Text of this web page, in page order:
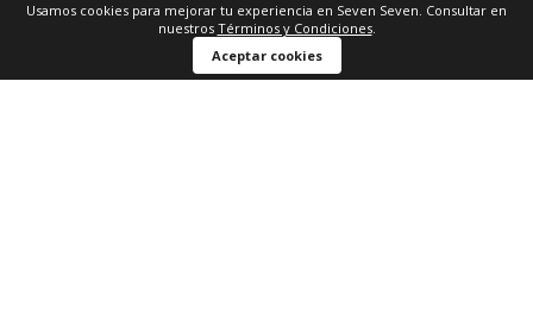
Búsquedas en tendencias
Usamos cookies para mejorar tu experiencia en Seven Seven. Consultar en
nuestros Términos y Condiciones.
Aceptar cookies